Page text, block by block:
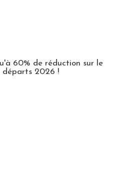
60% de réduction sur le
départs 2026 !